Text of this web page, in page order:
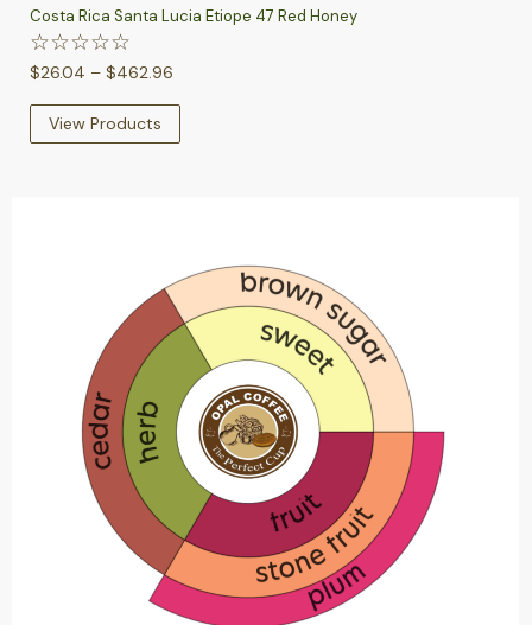
Costa Rica Santa Lucia Etiope 47 Red Honey
☆☆☆☆☆
$26.04 – $462.96
View Products